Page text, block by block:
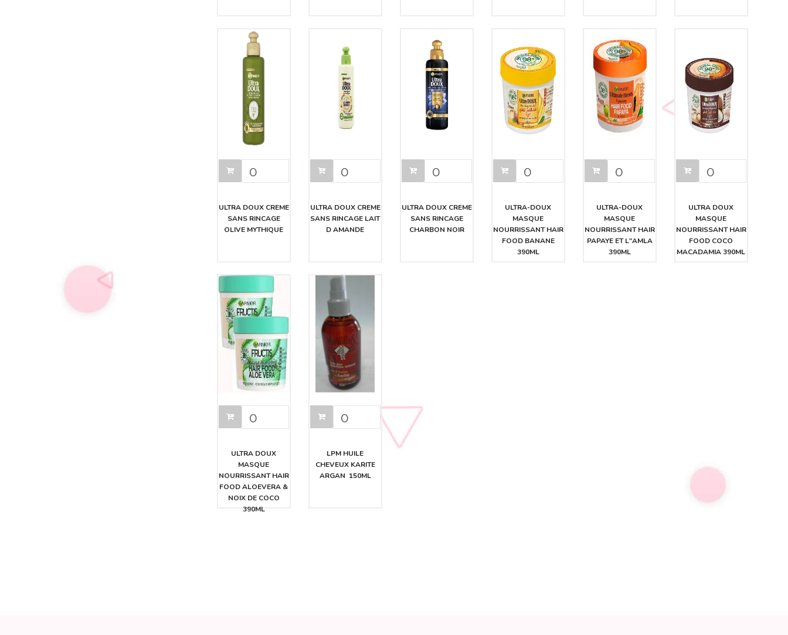
ULTRA DOUX CREME
SANS RINCAGE
OLIVE MYTHIQUE
ULTRA DOUX CREME
SANS RINCAGE LAIT
D AMANDE
ULTRA DOUX CREME
SANS RINCAGE
CHARBON NOIR
ULTRA-DOUX
MASQUE
NOURRISSANT HAIR
FOOD BANANE
390ML
ULTRA-DOUX
MASQUE
NOURRISSANT HAIR
PAPAYE ET L"AMLA
390ML
ULTRA DOUX
MASQUE
NOURRISSANT HAIR
FOOD COCO
MACADAMIA 390ML
ULTRA DOUX
MASQUE
NOURRISSANT HAIR
FOOD ALOEVERA &
NOIX DE COCO
390ML
LPM HUILE
CHEVEUX KARITE
ARGAN 150ML